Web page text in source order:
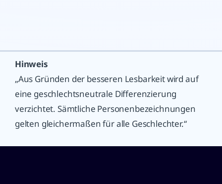
Hinweis
„Aus Gründen der besseren Lesbarkeit wird auf
eine geschlechtsneutrale Differenzierung
verzichtet. Sämtliche Personenbezeichnungen
gelten gleichermaßen für alle Geschlechter.“